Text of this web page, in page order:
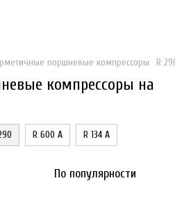
поршневые компрессоры R
компрессоры на
R 600 A R 134 А
По популярности